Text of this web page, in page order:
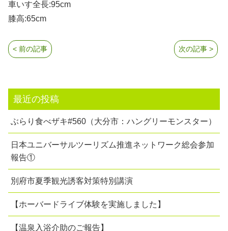
車いす全長:95cm
膝高:65cm
次の記事 >
< 前の記事
最近の投稿
ぶらり食べザキ#560（大分市：ハングリーモンスター）
日本ユニバーサルツーリズム推進ネットワーク総会参加
報告①
別府市夏季観光誘客対策特別講演
【ホーバードライブ体験を実施しました】
【温泉入浴介助のご報告】